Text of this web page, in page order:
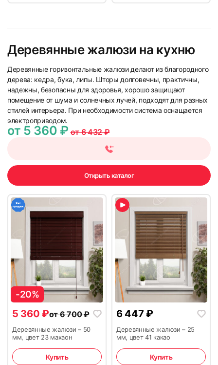
Деревянные жалюзи на кухню
Деревянные горизонтальные жалюзи делают из благородного
дерева: кедра, бука, липы. Шторы долговечны, практичны,
надежны, безопасны для здоровья, хорошо защищают
помещение от шума и солнечных лучей, подходят для разных
стилей интерьера. При необходимости система оснащается
электроприводом.
от 5 360 ₽от 6 432 ₽
Открыть каталог
-20%
5 360 ₽от6 700₽
Деревянные жалюзи – 50
мм, цвет 23 махаон
Купить
6 447 ₽
Деревянные жалюзи – 25
мм, цвет 41 какао
Купить